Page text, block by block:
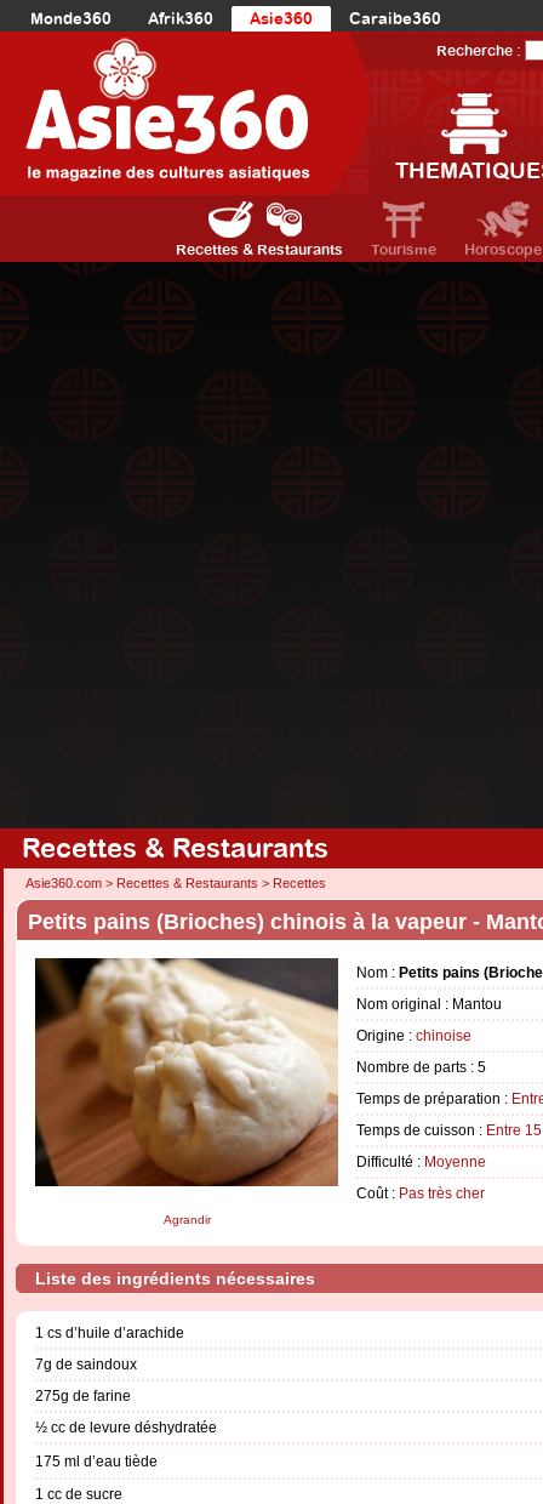
Monde360 Afrik360 Asie360
Caraibe360
Europe360
AmériqueDuNord360
Océanie360
Recherche :
Recettes & Restaurants Tourisme Horoscope
Recettes & Restaurants
Asie360.com > Recettes & Restaurants > Recettes
Petits pains (Brioches) chinois à la vapeur -
Agrandir
Nom : Petits pains
Nom original : Mantou
Origine : chinoise
Nombre de parts : 5
Temps de préparation :
Temps de cuisson : Entre
Difficulté : Moyenne
Coût : Pas très cher
Liste des ingrédients nécessaires
1 cs d’huile d’arachide
7g de saindoux
275g de farine
½ cc de levure déshydratée
175 ml d’eau tiède
1 cc de sucre